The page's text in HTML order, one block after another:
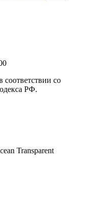
соответствии со
РФ.
Transparent